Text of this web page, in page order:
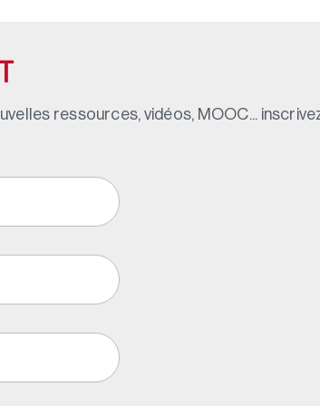
ressources, vidéos, MOOC...